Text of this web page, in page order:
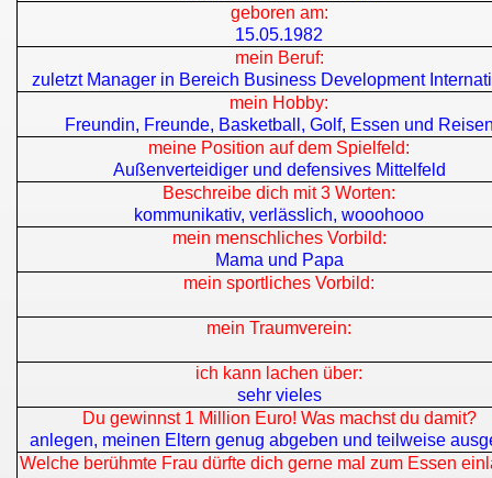
geboren am:
15.05.1982
mein Beruf:
zuletzt Manager in Bereich Business Development
mein Hobby:
Freundin, Freunde, Basketball, Golf, Essen und
meine Position auf dem Spielfeld:
Außenverteidiger und defensives Mittelfeld
Beschreibe dich mit 3 Worten:
kommunikativ, verlässlich, wooohooo
mein menschliches Vorbild:
Mama und Papa
mein sportliches Vorbild:
mein Traumverein:
ich kann lachen über:
sehr vieles
Du gewinnst 1 Million Euro! Was machst du damit?
anlegen, meinen Eltern genug abgeben und teilweise
Welche berühmte Frau dürfte dich gerne mal zum Essen